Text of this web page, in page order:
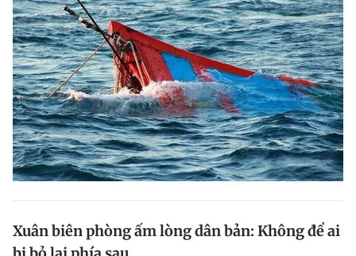
Xuân biên phòng ấm lòng dân bản: Không để ai